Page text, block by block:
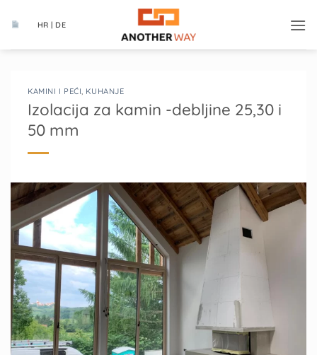
HR | DE
KAMINI I PEĆI, KUHANJE
Izolacija za kamin -debljine 25,30 i
50 mm